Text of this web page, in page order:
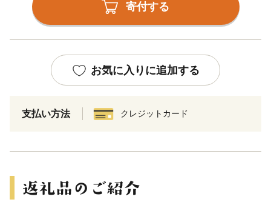
寄付する
お気に入りに追加する
支払い方法 クレジットカード